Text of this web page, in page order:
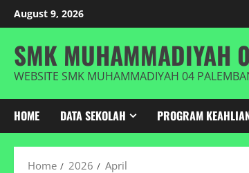
Skip
to
content
August 9, 2026
SMK MUHAMMADIYAH
WEBSITE SMK MUHAMMADIYAH 04
HOME DATA SEKOLAH PROGRAM
Home 2026 April